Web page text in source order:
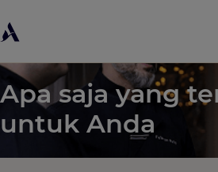
Apa saja yang
untuk Anda